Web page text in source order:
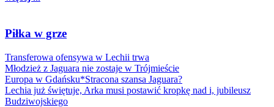
Piłka w grze
Transferowa ofensywa w Lechii trwa
Młodzież z Jaguara nie zostaje w Trójmieście
Europa w Gdańsku*Stracona szansa Jaguara?
Lechia już świętuje, Arka musi postawić kropkę nad i, jubileusz
Budziwojskiego